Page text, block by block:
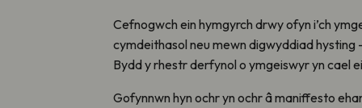
Cefnogwch ein hymgyrch drwy ofyn i’ch
cymdeithasol neu mewn digwyddiad hysting
Bydd y rhestr derfynol o ymgeiswyr yn cael
Gofynnwn hyn ochr yn ochr â maniffesto